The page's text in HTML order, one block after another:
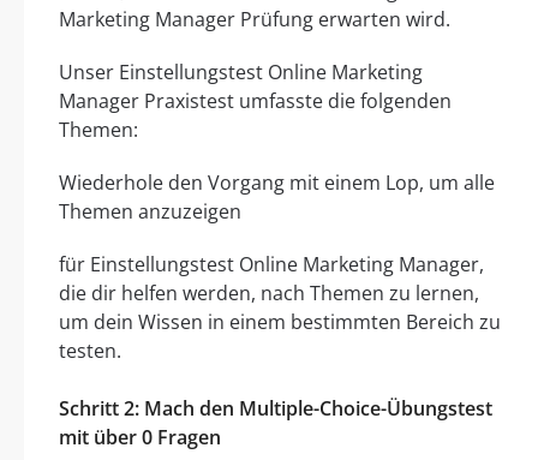
Marketing Manager Prüfung erwarten wird.
Unser Einstellungstest Online Marketing
Manager Praxistest umfasste die folgenden
Themen:
Wiederhole den Vorgang mit einem Lop, um alle
Themen anzuzeigen
für Einstellungstest Online Marketing Manager,
die dir helfen werden, nach Themen zu lernen,
um dein Wissen in einem bestimmten Bereich zu
testen.
Schritt 2: Mach den Multiple-Choice-Übungstest
mit über 0 Fragen